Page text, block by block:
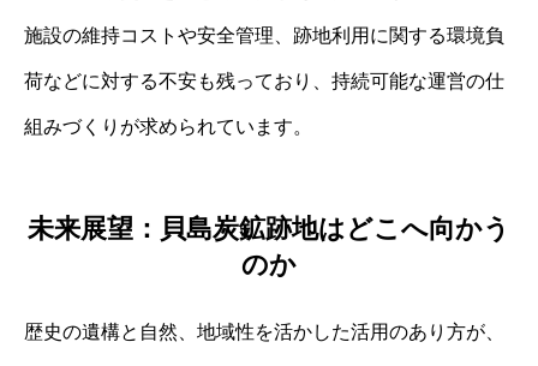
施設の維持コストや安全管理、跡地利用に関する環境負
荷などに対する不安も残っており、持続可能な運営の仕
組みづくりが求められています。
未来展望：貝島炭鉱跡地はどこへ向かう
のか
歴史の遺構と自然、地域性を活かした活用のあり方が、